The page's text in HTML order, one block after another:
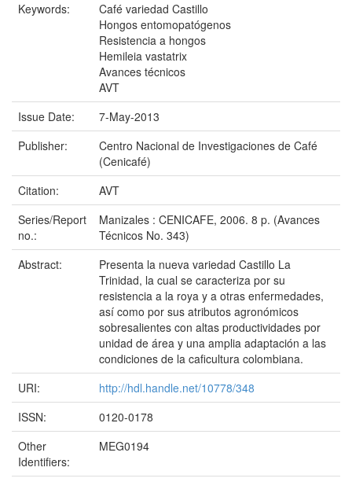
Keywords:
Café variedad Castillo
Hongos entomopatógenos
Resistencia a hongos
Hemileia vastatrix
Avances técnicos
AVT
Issue Date:
7-May-2013
Publisher:
Centro Nacional de Investigaciones de Café
(Cenicafé)
Citation:
AVT
Series/Report
no.:
Manizales : CENICAFE, 2006. 8 p. (Avances
Técnicos No. 343)
Abstract:
Presenta la nueva variedad Castillo La
Trinidad, la cual se caracteriza por su
resistencia a la roya y a otras enfermedades,
así como por sus atributos agronómicos
sobresalientes con altas productividades por
unidad de área y una amplia adaptación a las
condiciones de la caficultura colombiana.
URI:
http://hdl.handle.net/10778/348
ISSN:
0120-0178
Other
Identifiers:
MEG0194